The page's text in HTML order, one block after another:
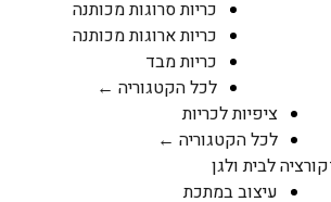
כריות סרוגות מכותנה
כריות ארוגות מכותנה
כריות מבד
לכל הקטגוריה ←
ציפיות לכריות
לכל הקטגוריה ←
לבית ולגן
עיצוב במתכת